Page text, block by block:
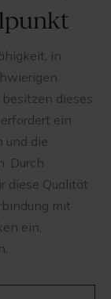
in
dieses
ein
und die
Durch
diese Qualität
mit
ein,